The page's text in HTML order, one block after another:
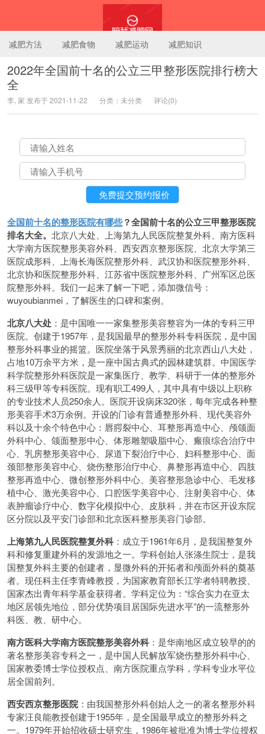
减肥方法 减肥食物 减肥运动 减肥知识
2022年全国前十名的公立三甲整形医院排行榜大
全
李, 家 发布于 2021-11-22 分类：未分类 评论(0)
全国前十名的整形医院有哪些？全国前十名的公立三甲整形医院
排名大全。 北京八大处、上海第九人民医院整复外科、南方医科
大学南方医院整形美容外科、西安西京整形医院、北京大学第三
医院成形科、上海长海医院整形外科、武汉协和医院整形外科、
北京协和医院整形外科、江苏省中医院整形外科、广州军区总医
院整形外科。我们一起来了解一下吧，添加微信号：
wuyoubianmei，了解医生的口碑和案例。
北京八大处 ：是中国唯一一家集整形美容整容为一体的专科三甲
医院。创建于1957年，是我国最早的整形外科专科医院，是中国
整形外科事业的摇篮。医院坐落于风景秀丽的北京西山八大处，
占地10万余平方米，是一座中国古典式的园林建筑群。中国医学
科学院整形外科医院是一家集医疗、教学、科研于一体的整形外
科三级甲等专科医院。现有职工499人，其中具有中级以上职称
的专业技术人员250余人。医院开设病床320张，每年完成各种整
形美容手术3万余例。开设的门诊有普通整形外科、现代美容外
科以及十余个特色中心：唇腭裂中心、耳整形再造中心、颅颌面
外科中心、颌面整形中心、体形雕塑吸脂中心、瘢痕综合治疗中
心、乳房整形美容中心、尿道下裂治疗中心、妇科整形中心、面
颈部整形美容中心、烧伤整形治疗中心、鼻整形再造中心、四肢
整形再造中心、微创整形外科中心、美容整形急诊中心、毛发移
植中心、激光美容中心、口腔医学美容中心、注射美容中心、体
表肿瘤诊疗中心、数字化模拟中心、皮肤科，并在市区开设东院
区分院以及平安门诊部和北京医科整形美容门诊部。
上海第九人民医院整复外科：成立于1961年6月，是我国整复外
科和修复重建外科的发源地之一。学科创始人张涤生院士，是我
国整复外科主要的创建者，显微外科的开拓者和颅面外科的奠基
者。现任科主任李青峰教授，为国家教育部长江学者特聘教授、
国家杰出青年科学基金获得者。学科定位为：“综合实力在亚太
地区居领先地位，部分优势项目居国际先进水平”的一流整形外
科医、教、研中心。
南方医科大学南方医院整形美容外科：是华南地区成立较早的的
著名整形美容专科之一，是中国人民解放军烧伤整形外科中心、
国家教委博士学位授权点、南方医院重点学科，学科专业水平位
居全国前列。
西安西京整形医院：由我国整形外科创始人之一的著名整形外科
专家汪良能教授创建于1955年，是全国最早成立的整形外科之
一。1979年开始招收硕士研究生，1986年被批准为博士学位授权